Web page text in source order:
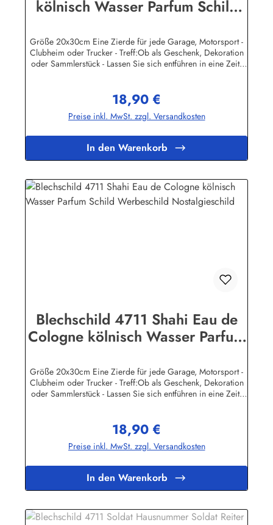
kölnisch Wasser Parfum Schild
Größe 20x30cm Eine Zierde für jede Garage, Motorsport -
Clubheim oder Trucker - Treff:Ob als Geschenk, Dekoration
oder Sammlerstück - Lassen Sie sich entführen in eine Zeit,
Ihren Freunden eine dekorative Erinnerung an die gute alte
Zeit!Unsere Blechschilder sind in Super-Qualität aus
hochwertigem Metall (Stahlblech) gefertigt. Die Oberflächen
garantiert.Wir verkaufen nur original lizensierte
Werbeschilder. Herstellerinformationen:Heart of Ireland
Plakat-Industrie BPPM GmbHPorschestr. 921423 Winsen
Regulärer Preis:
18,90 €
Preise inkl. MwSt. zzgl. Versandkosten
In den Warenkorb
Blechschild 4711 Shahi Eau de
Cologne kölnisch Wasser Parfum
Nostalgieschild
Größe 20x30cm Eine Zierde für jede Garage, Motorsport -
Clubheim oder Trucker - Treff:Ob als Geschenk, Dekoration
oder Sammlerstück - Lassen Sie sich entführen in eine Zeit,
Ihren Freunden eine dekorative Erinnerung an die gute alte
Zeit!Unsere Blechschilder sind in Super-Qualität aus
hochwertigem Metall (Stahlblech) gefertigt. Die Oberflächen
garantiert.Wir verkaufen nur original lizensierte
Werbeschilder. Herstellerinformationen:Heart of Ireland
Plakat-Industrie BPPM GmbHPorschestr. 921423 Winsen
Regulärer Preis:
18,90 €
Preise inkl. MwSt. zzgl. Versandkosten
In den Warenkorb